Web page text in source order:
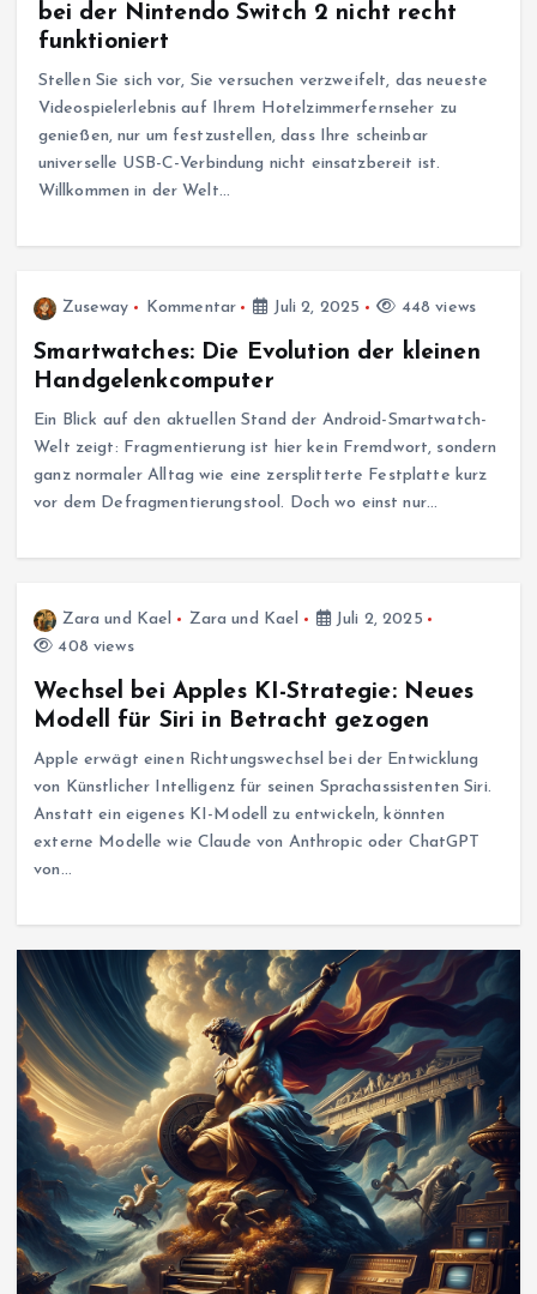
bei der Nintendo Switch 2 nicht recht
funktioniert
Stellen Sie sich vor, Sie versuchen verzweifelt, das neueste
Videospielerlebnis auf Ihrem Hotelzimmerfernseher zu
genießen, nur um festzustellen, dass Ihre scheinbar
universelle USB-C-Verbindung nicht einsatzbereit ist.
Willkommen in der Welt…
Zuseway Kommentar Juli 2, 2025 448 views
Smartwatches: Die Evolution der kleinen
Handgelenkcomputer
Ein Blick auf den aktuellen Stand der Android-Smartwatch-
Welt zeigt: Fragmentierung ist hier kein Fremdwort, sondern
ganz normaler Alltag wie eine zersplitterte Festplatte kurz
vor dem Defragmentierungstool. Doch wo einst nur…
Zara und Kael Zara und Kael
Juli 2, 2025
408 views
Wechsel bei Apples KI-Strategie: Neues
Modell für Siri in Betracht gezogen
Apple erwägt einen Richtungswechsel bei der Entwicklung
von Künstlicher Intelligenz für seinen Sprachassistenten Siri.
Anstatt ein eigenes KI-Modell zu entwickeln, könnten
externe Modelle wie Claude von Anthropic oder ChatGPT
von…